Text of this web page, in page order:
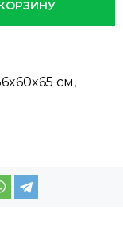
см,